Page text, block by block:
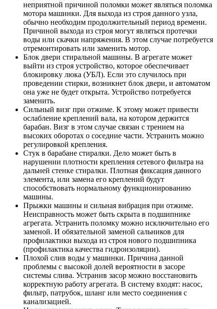
неприятной причиной поломки может являться поломка
мотора машинки. Для выхода из строя данного узла,
обычно необходим продолжительный период времени.
Причиной выхода из строя могут являться протечки
воды или скачки напряжения. В этом случае потребуется
отремонтировать или заменить мотор.
Блок двери стиральной машины. В агрегате может
выйти из строя устройство, которое обеспечивает
блокировку люка (УБЛ). Если это случилось при
проведении стирки, возникнет блок двери, и автоматом
она уже не будет открыта. Устройство потребуется
заменить.
Сильный визг при отжиме. К этому может привести
ослабление креплений вала, на котором держится
барабан. Визг в этом случае связан с трением на
высоких оборотах о соседние части. Устранить можно
регулировкой крепления.
Стук в барабане стиралки. Дело может быть в
нарушении плотности крепления сетевого фильтра на
дальней стенке стиралки. Плотная фиксация данного
элемента, или замена его креплений будут
способствовать нормальному функционированию
машины.
Прыжки машины и сильная вибрация при отжиме.
Неисправность может быть скрыта в подшипнике
агрегата. Устранить поломку можно исключительно его
заменой. И обязательной заменой сальников для
профилактики выхода из строя нового подшипника
(профилактика качества гидроизоляции).
Плохой слив воды у машинки. Причина данной
проблемы с высокой долей вероятности в засоре
системы слива. Устранив засор можно восстановить
корректную работу агрегата. В систему входят: насос,
фильтр, патрубок, шланг или место соединения с
канализацией.